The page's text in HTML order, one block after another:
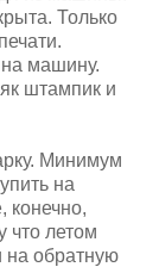
Только
машину.
штампик и
Минимум
на
конечно,
что летом
на обратную